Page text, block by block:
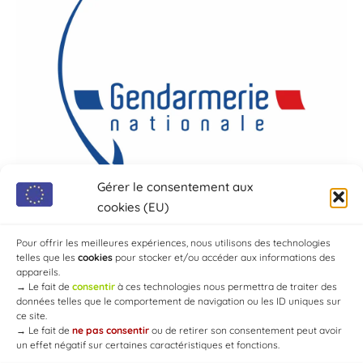
Gérer le consentement aux
cookies (EU)
Pour offrir les meilleures expériences, nous utilisons des technologies
telles que les cookies pour stocker et/ou accéder aux informations des
appareils.
→ Le fait de consentir à ces technologies nous permettra de traiter des
données telles que le comportement de navigation ou les ID uniques sur
ce site.
→ Le fait de ne pas consentir ou de retirer son consentement peut avoir
un effet négatif sur certaines caractéristiques et fonctions.